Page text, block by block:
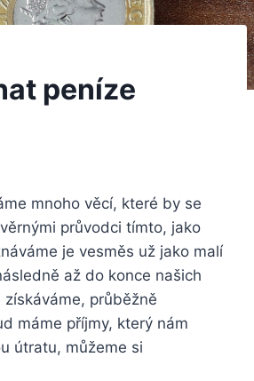
peníze
mnoho věcí, které by se
průvodci tímto, jako
je vesměs už jako malí
až do konce našich
průběžně
máme příjmy, který nám
útratu, můžeme si